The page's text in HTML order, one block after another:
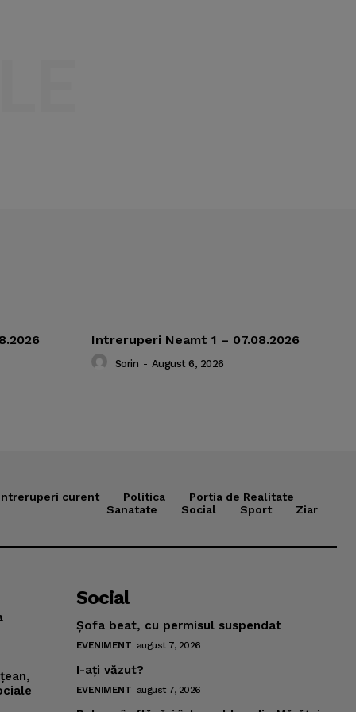
Intreruperi Neamt 1 – 07.08.2026
Sorin - August 6, 2026
curent Politica
Portia de Realitate
Sanatate
Social Sport Ziar
Social
Şofa beat, cu permisul suspendat
EVENIMENT august 7, 2026
I-aţi văzut?
EVENIMENT august 7, 2026